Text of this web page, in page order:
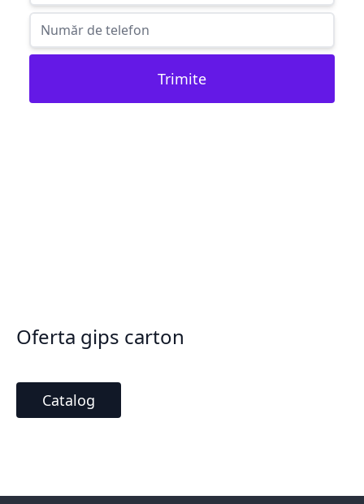
Trimite
Oferta gips carton
Catalog